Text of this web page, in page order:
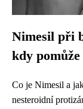
Nimesil při
kdy pomůže
Co je Nimesil a
nesteroidní